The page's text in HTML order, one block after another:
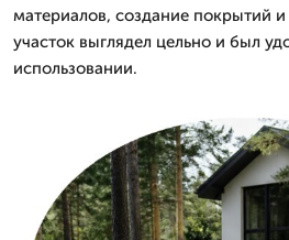
материалов, создание покрытий
участок выглядел цельно и был
использовании.